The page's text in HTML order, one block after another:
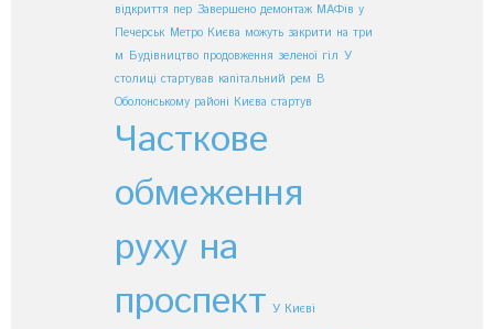
відкриття пер Завершено демонтаж МАФів у
Печерськ Метро Києва можуть закрити на три
м Будівництво продовження зеленої гіл У
столиці стартував капітальний рем В
Оболонському районі Києва стартув
Часткове
обмеження
руху на
проспект У Києві